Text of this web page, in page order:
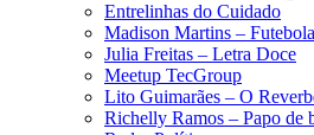
Entrelinhas do Cuidado
Madison Martins –
Julia Freitas​ – Letra Doce
Meetup TecGroup
Lito Guimarães – O
Richelly Ramos​ – Papo de